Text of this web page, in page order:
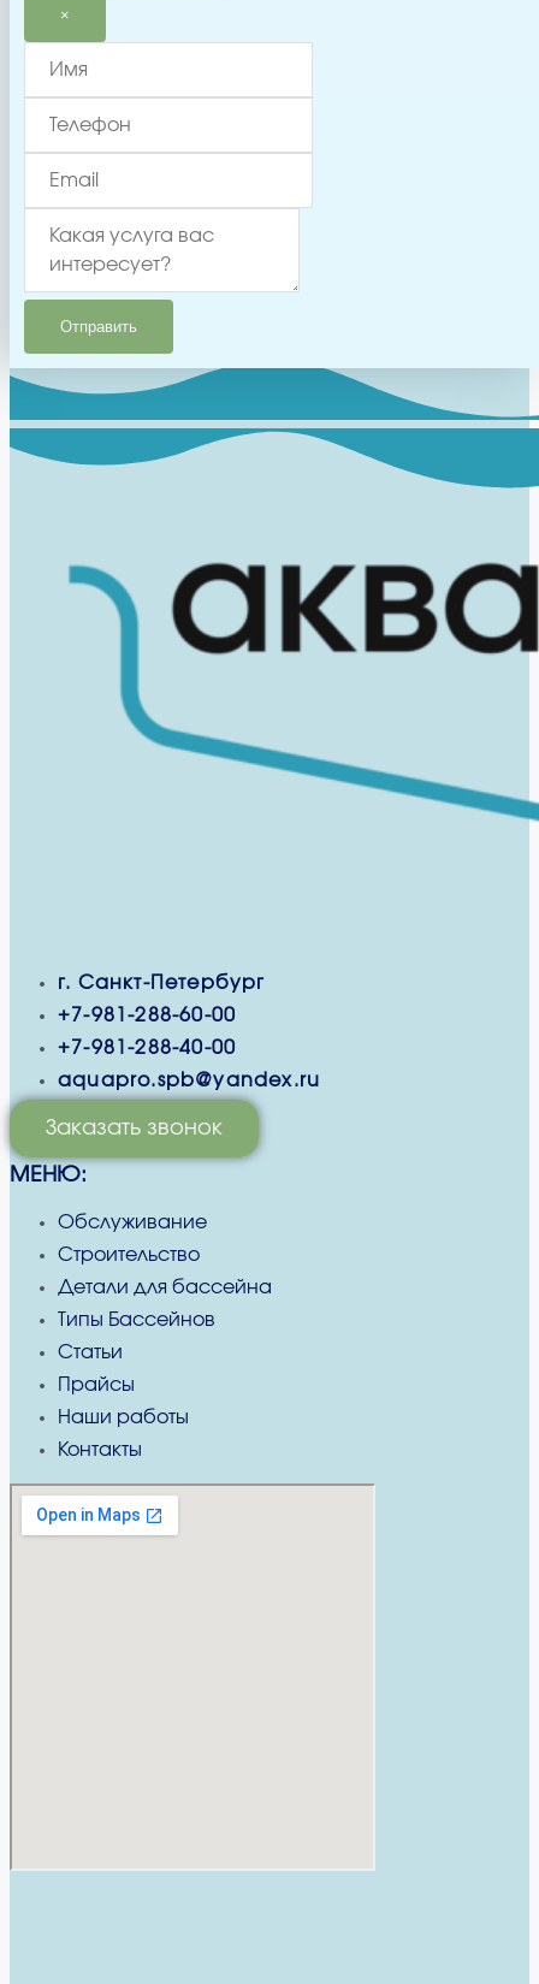
×
Отправить
Китай
Гарантия
Тип запчасти
г. Санкт-Петербург
+7-981-288-60-00
+7-981-288-40-00
aquapro.spb@yandex.ru
Заказать звонок
МЕНЮ:
Обслуживание
Строительство
Детали для бассейна
Типы Бассейнов
Статьи
Прайсы
Наши работы
Контакты